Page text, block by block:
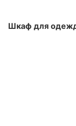
Шкаф для